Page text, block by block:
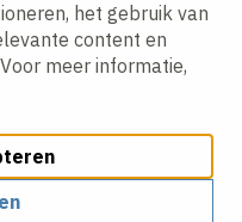
het gebruik van
content en
meer informatie,
Privacy policy
inkoopvoorwaarden